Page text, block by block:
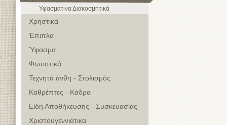
Υφασμάτινα Διακοσμητικά
Χρηστικά
Έπιπλα
Ύφασμα
Φωτιστικά
Τεχνητά άνθη - Στολισμός
Καθρέπτες - Κάδρα
Είδη Αποθήκευσης - Συσκευασίας
Χριστουγεννιάτικα